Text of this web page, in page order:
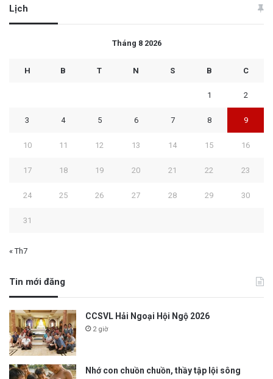
Lịch
Tháng 8 2026
H B T N S B C
1 2
3 4 5 6 7 8 9
10 11 12 13 14 15 16
17 18 19 20 21 22 23
24 25 26 27 28 29 30
31
« Th7
Tin mới đăng
CCSVL Hải Ngoại Hội Ngộ 2026
2 giờ
Nhớ con chuồn chuồn, thầy tập lội sông